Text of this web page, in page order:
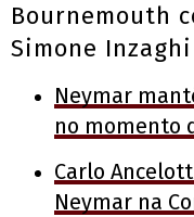
Bournemouth
Simone
Neymar
no momento
Carlo
Neymar na